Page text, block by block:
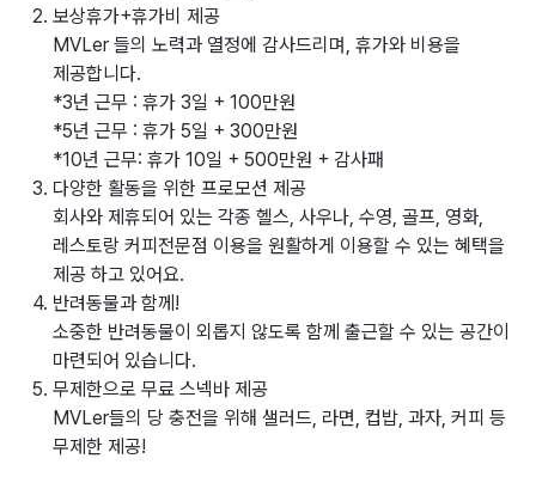
보상휴가+휴가비 제공
MVLer 들의 노력과 열정에 감사드리며, 휴가와 비용을
제공합니다.
*3년 근무 : 휴가 3일 + 100만원
*5년 근무 : 휴가 5일 + 300만원
*10년 근무: 휴가 10일 + 500만원 + 감사패
다양한 활동을 위한 프로모션 제공
회사와 제휴되어 있는 각종 헬스, 사우나, 수영, 골프, 영화,
레스토랑 커피전문점 이용을 원활하게 이용할 수 있는 혜택을
제공 하고 있어요.
반려동물과 함께!
소중한 반려동물이 외롭지 않도록 함께 출근할 수 있는 공간이
마련되어 있습니다.
무제한으로 무료 스넥바 제공
MVLer들의 당 충전을 위해 샐러드, 라면, 컵밥, 과자, 커피 등
무제한 제공!